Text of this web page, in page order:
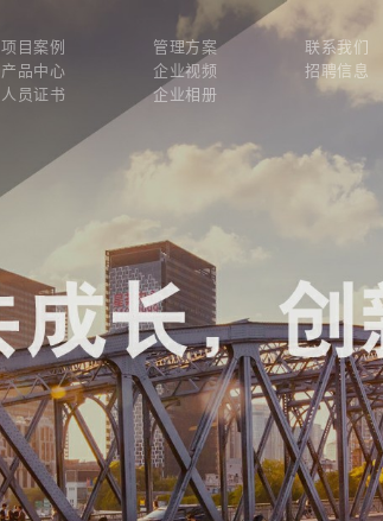
项目案例
产品中心
人员证书
管理方案
企业视频
企业相册
联系我们
招聘信息